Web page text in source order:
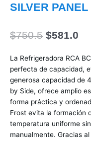
SILVER
$750.5 El
original
era:
$750.5.
$581.0
La Refrigeradora RCA
perfecta de capacidad,
generosa capacidad de
by Side, ofrece amplio
forma práctica y
Frost evita la formación
temperatura uniforme
manualmente. Gracias